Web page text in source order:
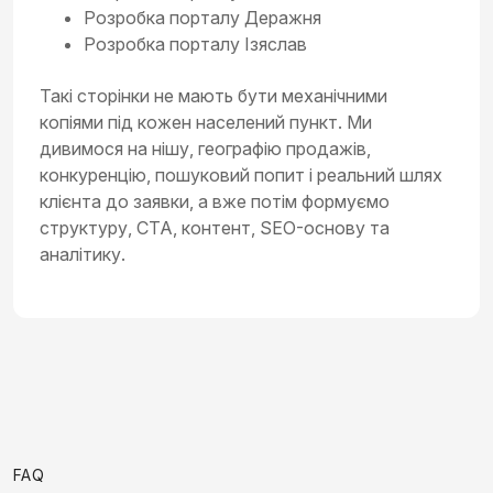
Розробка порталу Деражня
Розробка порталу Ізяслав
Такі сторінки не мають бути механічними
копіями під кожен населений пункт. Ми
дивимося на нішу, географію продажів,
конкуренцію, пошуковий попит і реальний шлях
клієнта до заявки, а вже потім формуємо
структуру, CTA, контент, SEO-основу та
аналітику.
FAQ